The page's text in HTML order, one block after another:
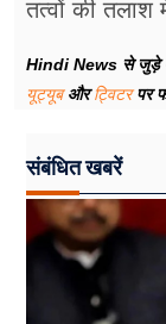
तत्वों की तलाश
Hindi News से जुड़े
यूट्यूबऔरट्विटरपर
संबंधित खबरें